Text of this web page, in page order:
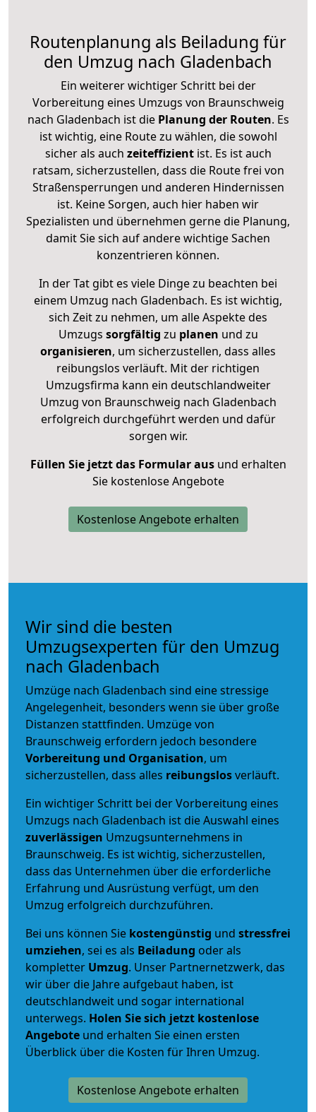
Routenplanung als Beiladung für
den Umzug nach Gladenbach
Ein weiterer wichtiger Schritt bei der
Vorbereitung eines Umzugs von Braunschweig
nach Gladenbach ist diePlanung der Routen. Es
ist wichtig, eine Route zu wählen, die sowohl
sicher als auch zeiteffizientist. Es ist auch
ratsam, sicherzustellen, dass die Route frei von
Straßensperrungen und anderen Hindernissen
ist. Keine Sorgen, auch hier haben wir
Spezialisten und übernehmen gerne die Planung,
damit Sie sich auf andere wichtige Sachen
konzentrieren können.
In der Tat gibt es viele Dinge zu beachten bei
einem Umzug nach Gladenbach. Es ist wichtig,
sich Zeit zu nehmen, um alle Aspekte des
Umzugs sorgfältig zu planen und zu
organisieren, um sicherzustellen, dass alles
reibungslos verläuft. Mit der richtigen
Umzugsfirma kann ein deutschlandweiter
Umzug von Braunschweig nach Gladenbach
erfolgreich durchgeführt werden und dafür
sorgen wir.
Füllen Sie jetzt das Formular ausund erhalten
Sie kostenlose Angebote
Kostenlose Angebote erhalten
Wir sind die besten
Umzugsexperten für den Umzug
nach Gladenbach
Umzüge nach Gladenbach sind eine stressige
Angelegenheit, besonders wenn sie über große
Distanzen stattfinden. Umzüge von
Braunschweig erfordern jedoch besondere
Vorbereitung und Organisation, um
sicherzustellen, dass alles reibungslosverläuft.
Ein wichtiger Schritt bei der Vorbereitung eines
Umzugs nach Gladenbach ist die Auswahl eines
zuverlässigen Umzugsunternehmens in
Braunschweig. Es ist wichtig, sicherzustellen,
dass das Unternehmen über die erforderliche
Erfahrung und Ausrüstung verfügt, um den
Umzug erfolgreich durchzuführen.
Bei uns können Sie kostengünstig und stressfrei
umziehen, sei es als Beiladung oder als
kompletter Umzug. Unser Partnernetzwerk, das
wir über die Jahre aufgebaut haben, ist
deutschlandweit und sogar international
unterwegs. Holen Sie sich jetzt kostenlose
Angebote und erhalten Sie einen ersten
Überblick über die Kosten für Ihren Umzug.
Kostenlose Angebote erhalten